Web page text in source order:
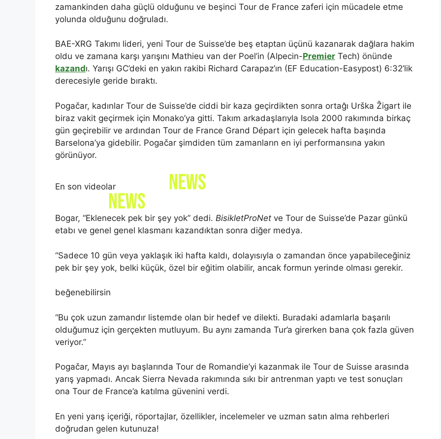
zamankinden daha güçlü olduğunu ve beşinci Tour de France zaferi için mücadele etme
yolunda olduğunu doğruladı.
BAE-XRG Takımı lideri, yeni Tour de Suisse’de beş etaptan üçünü kazanarak dağlara hakim
oldu ve zamana karşı yarışını Mathieu van der Poel’in (Alpecin-Premier Tech) önünde
kazandı. Yarışı GC’deki en yakın rakibi Richard Carapaz’ın (EF Education-Easypost) 6:32’lik
derecesiyle geride bıraktı.
Pogačar, kadınlar Tour de Suisse’de ciddi bir kaza geçirdikten sonra ortağı Urška Žigart ile
biraz vakit geçirmek için Monako’ya gitti. Takım arkadaşlarıyla Isola 2000 rakımında birkaç
gün geçirebilir ve ardından Tour de France Grand Départ için gelecek hafta başında
Barselona’ya gidebilir. Pogačar şimdiden tüm zamanların en iyi performansına yakın
görünüyor.
En son videolar
Bogar, “Eklenecek pek bir şey yok” dedi. BisikletProNet ve Tour de Suisse’de Pazar günkü
etabı ve genel genel klasmanı kazandıktan sonra diğer medya.
“Sadece 10 gün veya yaklaşık iki hafta kaldı, dolayısıyla o zamandan önce yapabileceğiniz
pek bir şey yok, belki küçük, özel bir eğitim olabilir, ancak formun yerinde olması gerekir.
beğenebilirsin
“Bu çok uzun zamandır listemde olan bir hedef ve dilekti. Buradaki adamlarla başarılı
olduğumuz için gerçekten mutluyum. Bu aynı zamanda Tur’a girerken bana çok fazla güven
veriyor.”
Pogačar, Mayıs ayı başlarında Tour de Romandie’yi kazanmak ile Tour de Suisse arasında
yarış yapmadı. Ancak Sierra Nevada rakımında sıkı bir antrenman yaptı ve test sonuçları
ona Tour de France’a katılma güvenini verdi.
En yeni yarış içeriği, röportajlar, özellikler, incelemeler ve uzman satın alma rehberleri
doğrudan gelen kutunuza!